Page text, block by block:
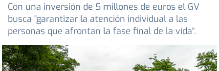
Con una inversión de 5 millones de euros el GV
busca "garantizar la atención individual a las
personas que afrontan la fase final de la vida".